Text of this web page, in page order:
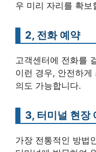
우 미리 자리를 확보
2, 전화 예약
고객센터에 전화를
이런 경우, 안전하게
의도 가능합니다.
3, 터미널 현장
가장 전통적인 방법